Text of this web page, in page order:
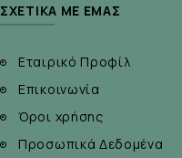
ΣΧΕΤΙΚΆ ΜΕ ΕΜΆΣ
Εταιρικό Προφίλ
Επικοινωνία
Όροι χρήσης
Προσωπικά Δεδομένα